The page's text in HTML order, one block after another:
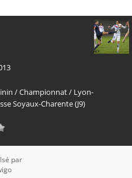
/Championnat/ Lyon-
Soyaux-Charente (J9)
par